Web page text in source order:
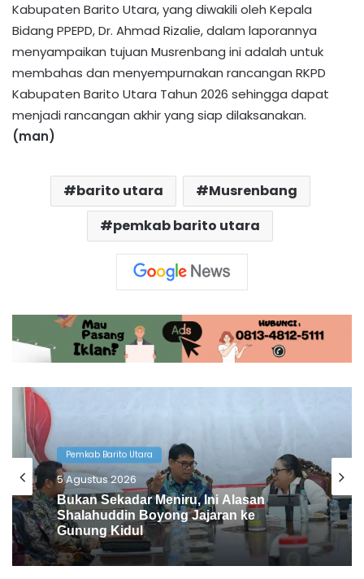
Kabupaten Barito Utara, yang diwakili oleh Kepala
Bidang PPEPD, Dr. Ahmad Rizalie, dalam laporannya
menyampaikan tujuan Musrenbang ini adalah untuk
membahas dan menyempurnakan rancangan RKPD
Kabupaten Barito Utara Tahun 2026 sehingga dapat
menjadi rancangan akhir yang siap dilaksanakan.
(man)
barito utara
Musrenbang
pemkab barito utara
Pemkab Barito Utara
4 Agustus 2026
Pemkab Barito Utara Kaji Tiru Tata
Kelola Pemerintahan ke DIY